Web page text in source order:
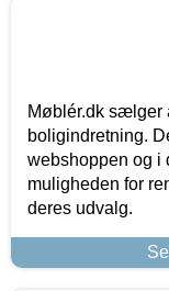
Møblér.dk sælger
boligindretning.
webshoppen og i
muligheden for
deres udvalg.